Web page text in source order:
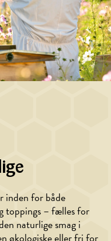
inden for både
toppings – fælles for
naturlige smag i